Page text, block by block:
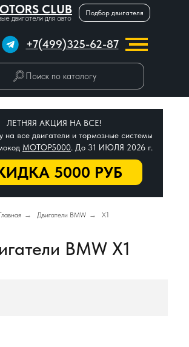
CLUB
двигатели для авто
Подбор двигателя
+7(499)325-62-87
Поиск по каталогу
5000 РУБ
ЛЕТНЯЯ АКЦИЯ НА ВСЕ!
на все двигатели и тормозные системы
МОТОР5000. До 31 ИЮЛЯ 2026 г.
→ Двигатели BMW → X1
BMW X1